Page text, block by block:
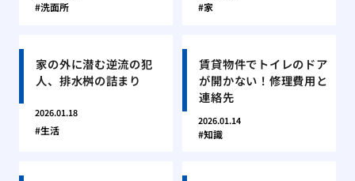
洗面所 家
家の外に潜む逆流の犯
人、排水桝の詰まり
2026.01.18
生活
賃貸物件でトイレのドア
が開かない！修理費用と
連絡先
2026.01.14
知識